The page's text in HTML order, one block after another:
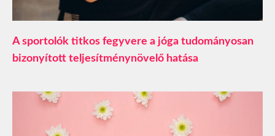
A sportolók titkos fegyvere a jóga tudományosan
bizonyított teljesítménynövelő hatása